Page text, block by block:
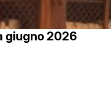
giugno 2026